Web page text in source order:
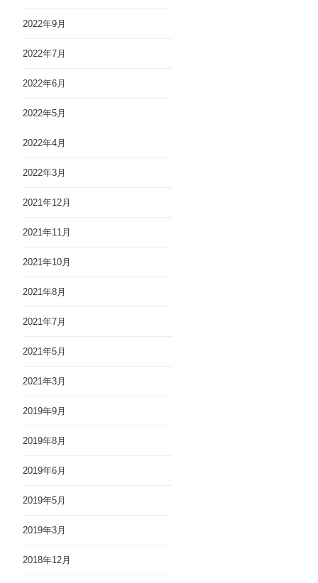
2022年9月
2022年7月
2022年6月
2022年5月
2022年4月
2022年3月
2021年12月
2021年11月
2021年10月
2021年8月
2021年7月
2021年5月
2021年3月
2019年9月
2019年8月
2019年6月
2019年5月
2019年3月
2018年12月